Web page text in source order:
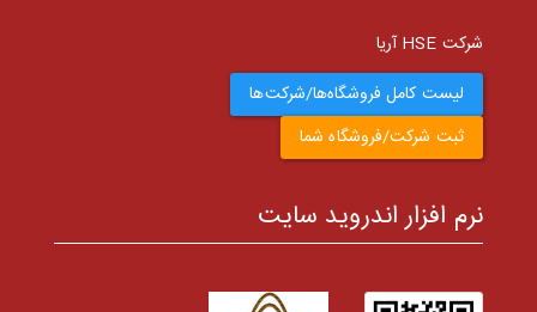
شرکت HSE آریا
لیست کامل فروشگاه‌ها/شرکت‌ها
ثبت شرکت/فروشگاه شما
نرم افزار اندروید سایت